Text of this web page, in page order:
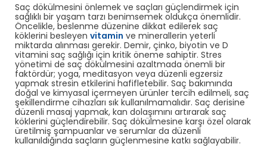
Saç dökülmesini önlemek ve saçları güçlendirmek için
sağlıklı bir yaşam tarzı benimsemek oldukça önemlidir.
Öncelikle, beslenme düzenine dikkat edilerek saç
köklerini besleyen vitamin ve minerallerin yeterli
miktarda alınması gerekir. Demir, çinko, biyotin ve D
vitamini saç sağlığı için kritik öneme sahiptir. Stres
yönetimi de saç dökülmesini azaltmada önemli bir
faktördür; yoga, meditasyon veya düzenli egzersiz
yapmak stresin etkilerini hafifletebilir. Saç bakımında
doğal ve kimyasal içermeyen ürünler tercih edilmeli, saç
şekillendirme cihazları sık kullanılmamalıdır. Saç derisine
düzenli masaj yapmak, kan dolaşımını artırarak saç
köklerini güçlendirebilir. Saç dökülmesine karşı özel olarak
üretilmiş şampuanlar ve serumlar da düzenli
kullanıldığında saçların güçlenmesine katkı sağlayabilir.